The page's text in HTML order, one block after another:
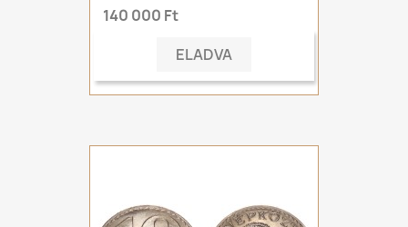
140 000 Ft
ELADVA